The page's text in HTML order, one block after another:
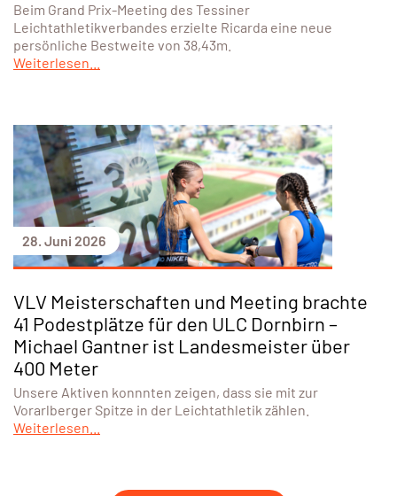
Beim Grand Prix-Meeting des Tessiner
Leichtathletikverbandes erzielte Ricarda eine neue
persönliche Bestweite von 38,43m.
Weiterlesen...
28. Juni 2026
VLV Meisterschaften und Meeting brachte
41 Podestplätze für den ULC Dornbirn –
Michael Gantner ist Landesmeister über
400 Meter
Unsere Aktiven konnnten zeigen, dass sie mit zur
Vorarlberger Spitze in der Leichtathletik zählen.
Weiterlesen...